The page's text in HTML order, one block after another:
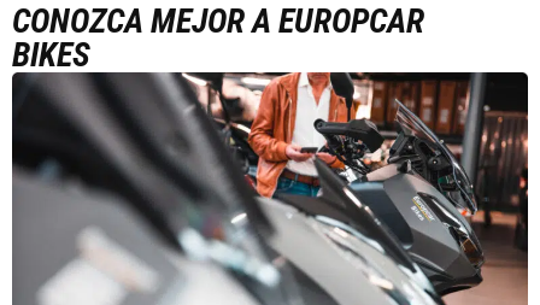
CONOZCA MEJOR A EUROPCAR
BIKES